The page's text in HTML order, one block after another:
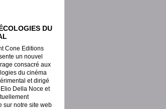
DU
Cone Editions
un nouvel
consacré aux
du cinéma
et dirigé
Della Noce et
sur notre site web